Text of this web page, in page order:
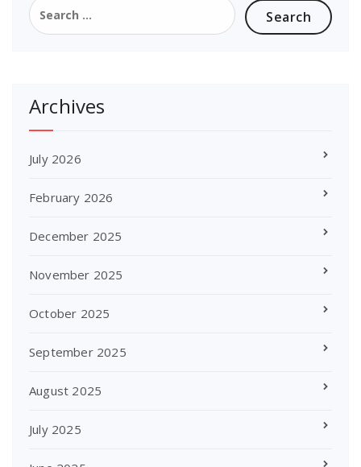
for:
Archives
July 2026
February 2026
December 2025
November 2025
October 2025
September 2025
August 2025
July 2025